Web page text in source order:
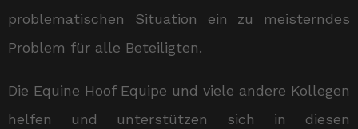
problematischen Situation ein zu meisterndes
Problem für alle Beteiligten.
Die Equine Hoof Equipe und viele andere Kollegen
helfen und unterstützen sich in diesen